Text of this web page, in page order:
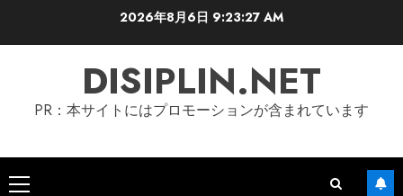
2026年8月6日 9:23:28 AM
DISIPLIN.NET
PR：本サイトにはプロモーションが含まれています
Primary